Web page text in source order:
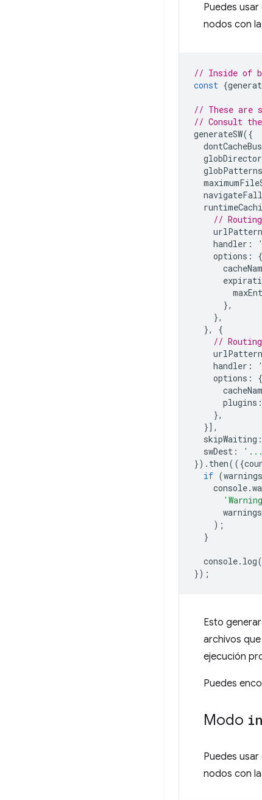
Puedes usar
nodos con
// Inside of
const {
// These are
// Consult
generateSW({
globPatterns
//
urlPattern
handler :
options :
{
},
},
},
{
//
urlPattern
handler :
options :
{
plugins :
},
}],
skipWaiting :
swDest :
}). then(({
if (warnings
console.
warnings
);
}
console. log(
});
Esto
archivos
ejecución
Puedes
Modo
Puedes usar
nodos con